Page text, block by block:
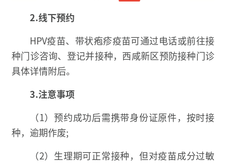
2.线下预约
HPV疫苗、带状疱疹疫苗可通过电话或前往接
种门诊咨询、登记并接种，西咸新区预防接种门诊
具体详情附后。
3.注意事项
（1）预约成功后需携带身份证原件，按时接
种，逾期作废;
（2）生理期可正常接种，但对疫苗成分过敏